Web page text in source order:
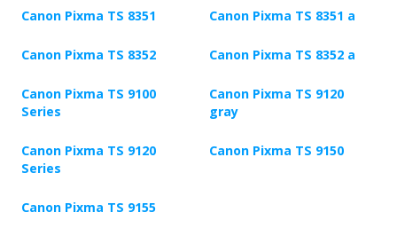
Canon Pixma TS 8351 Canon Pixma TS 8351 a
Canon Pixma TS 8352 Canon Pixma TS 8352 a
Canon Pixma TS 9100
Series
Canon Pixma TS 9120
gray
Canon Pixma TS 9120
Series
Canon Pixma TS 9150
Canon Pixma TS 9155